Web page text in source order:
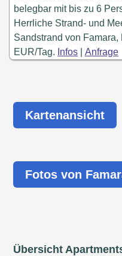
belegbar mit bis zu 6
Herrliche Strand- und
Sandstrand von
EUR/Tag. Infos Anfrage
Kartenansicht
Fotos von
Übersicht